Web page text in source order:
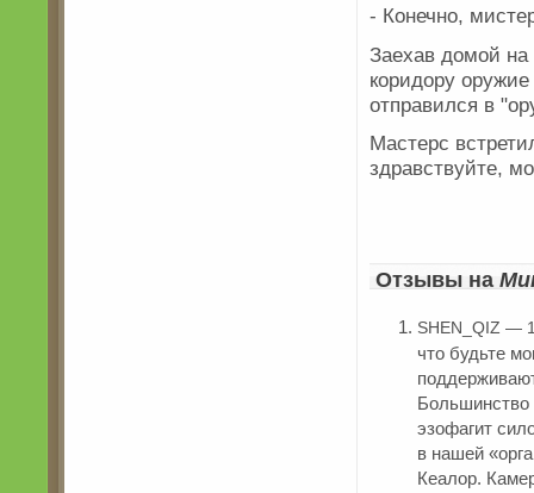
- Конечно,
Заехав домой
коридору
отправился в
Мастерс
здравствуйте,
Отзывы на
SHEN_QIZ —
что будьте
Большинство
эзофагит
в нашей
Кеалор.